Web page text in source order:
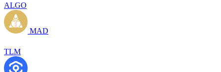
ALGO
MAD
TLM